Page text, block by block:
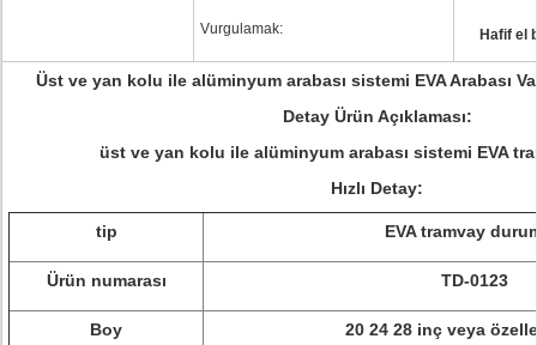
Vurgulamak: Hafif el
Üst ve yan kolu ile alüminyum arabası sistemi EVA Arabası
Detay Ürün Açıklaması:
üst ve yan kolu ile alüminyum arabası sistemi EVA
Hızlı Detay:
tip EVA tramvay
Ürün numarası TD-0123
Boy 20 24 28 inç veya